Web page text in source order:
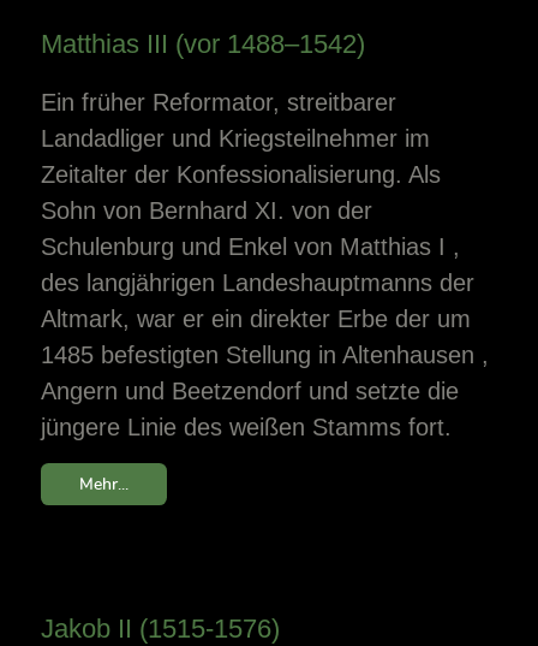
Matthias III (vor 1488–1542)
Ein früher Reformator, streitbarer
Landadliger und Kriegsteilnehmer im
Zeitalter der Konfessionalisierung. Als
Sohn von Bernhard XI. von der
Schulenburg und Enkel von Matthias I ,
des langjährigen Landeshauptmanns der
Altmark, war er ein direkter Erbe der um
1485 befestigten Stellung in Altenhausen ,
Angern und Beetzendorf und setzte die
jüngere Linie des weißen Stamms fort.
Mehr...
Jakob II (1515-1576)